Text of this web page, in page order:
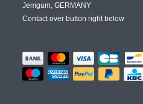
Jemgum, GERMANY
Contact over button right below